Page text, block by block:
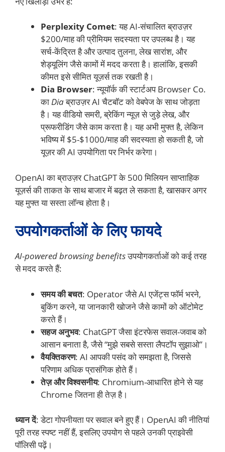
Perplexity Comet: यह AI-संचालित ब्राउज़र
$200/माह की प्रीमियम सदस्यता पर उपलब्ध है। यह
सर्च-केंद्रित है और उत्पाद तुलना, लेख सारांश, और
शेड्यूलिंग जैसे कामों में मदद करता है। हालांकि, इसकी
कीमत इसे सीमित यूज़र्स तक रखती है।
Dia Browser: न्यूयॉर्क की स्टार्टअप Browser Co.
काDiaब्राउज़र AI चैटबॉट को वेबपेज के साथ जोड़ता
है। यह वीडियो समरी, ब्रेकिंग न्यूज़ से जुड़े लेख, और
प्रूफरीडिंग जैसे काम करता है। यह अभी मुफ्त है, लेकिन
भविष्य में $5-$1000/माह की सदस्यता हो सकती है, जो
यूज़र की AI उपयोगिता पर निर्भर करेगा।
OpenAI का ब्राउज़र ChatGPT के 500 मिलियन साप्ताहिक
यूज़र्स की ताकत के साथ बाजार में बढ़त ले सकता है, खासकर अगर
यह मुफ्त या सस्ता लॉन्च होता है।
उपयोगकर्ताओं के लिए फायदे
AI-powered browsing benefitsउपयोगकर्ताओं को कई तरह
से मदद करते हैं:
समय की बचत: Operator जैसे AI एजेंट्स फॉर्म भरने,
बुकिंग करने, या जानकारी खोजने जैसे कामों को ऑटोमेट
करते हैं।
सहज अनुभव: ChatGPT जैसा इंटरफेस सवाल-जवाब को
आसान बनाता है, जैसे “मुझे सबसे सस्ता लैपटॉप सुझाओ”।
वैयक्तिकरण: AI आपकी पसंद को समझता है, जिससे
परिणाम अधिक प्रासंगिक होते हैं।
तेज़ और विश्वसनीय: Chromium-आधारित होने से यह
Chrome जितना ही तेज़ है।
ध्यान दें: डेटा गोपनीयता पर सवाल बने हुए हैं। OpenAI की नीतियां
पूरी तरह स्पष्ट नहीं हैं, इसलिए उपयोग से पहले उनकी प्राइवेसी
पॉलिसी पढ़ें।